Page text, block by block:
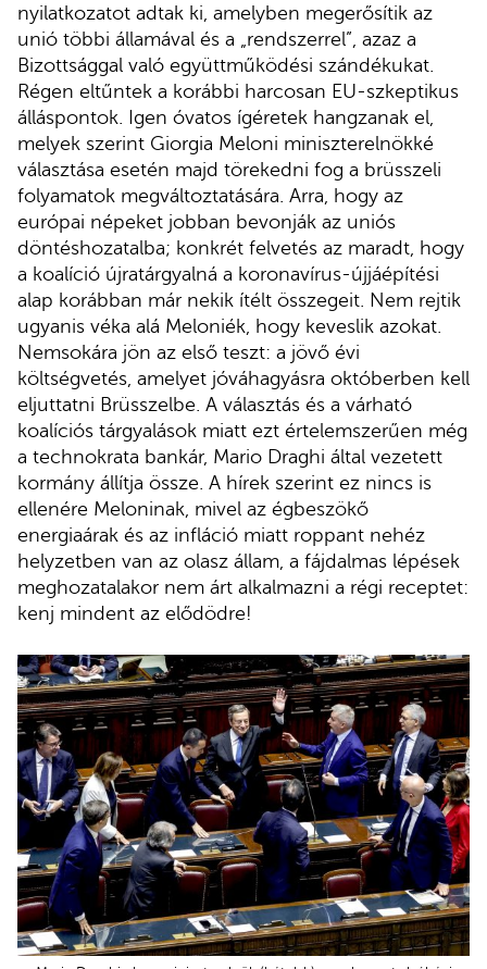
nyilatkozatot adtak ki, amelyben megerősítik az
unió többi államával és a „rendszerrel”, azaz a
Bizottsággal való együttműködési szándékukat.
Régen eltűntek a korábbi harcosan EU-szkeptikus
álláspontok. Igen óvatos ígéretek hangzanak el,
melyek szerint Giorgia Meloni miniszterelnökké
választása esetén majd törekedni fog a brüsszeli
folyamatok megváltoztatására. Arra, hogy az
európai népeket jobban bevonják az uniós
döntéshozatalba; konkrét felvetés az maradt, hogy
a koalíció újratárgyalná a koronavírus-újjáépítési
alap korábban már nekik ítélt összegeit. Nem rejtik
ugyanis véka alá Meloniék, hogy keveslik azokat.
Nemsokára jön az első teszt: a jövő évi
költségvetés, amelyet jóváhagyásra októberben kell
eljuttatni Brüsszelbe. A választás és a várható
koalíciós tárgyalások miatt ezt értelemszerűen még
a technokrata bankár, Mario Draghi által vezetett
kormány állítja össze. A hírek szerint ez nincs is
ellenére Meloninak, mivel az égbeszökő
energiaárak és az infláció miatt roppant nehéz
helyzetben van az olasz állam, a fájdalmas lépések
meghozatalakor nem árt alkalmazni a régi receptet:
kenj mindent az elődödre!